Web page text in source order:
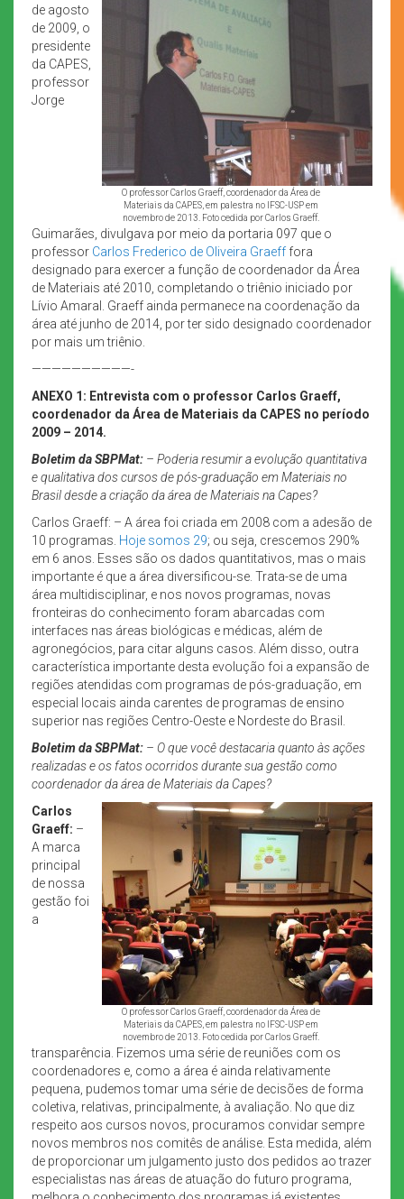
O professor Carlos Graeff, coordenador da Área de
Materiais da CAPES, em palestra no IFSC-USP em
novembro de 2013. Foto cedida por Carlos Graeff.
de agosto
de 2009, o
presidente
da CAPES,
professor
Jorge
Guimarães, divulgava por meio da portaria 097 que o
professor Carlos Frederico de Oliveira Graeff fora
designado para exercer a função de coordenador da Área
de Materiais até 2010, completando o triênio iniciado por
Lívio Amaral. Graeff ainda permanece na coordenação da
área até junho de 2014, por ter sido designado coordenador
por mais um triênio.
——————————-
ANEXO 1: Entrevista com o professor Carlos Graeff,
coordenador da Área de Materiais da CAPES no período
2009 – 2014.
Boletim da SBPMat: – Poderia resumir a evolução quantitativa
e qualitativa dos cursos de pós-graduação em Materiais no
Brasil desde a criação da área de Materiais na Capes?
Carlos Graeff: – A área foi criada em 2008 com a adesão de
10 programas. Hoje somos 29; ou seja, crescemos 290%
em 6 anos. Esses são os dados quantitativos, mas o mais
importante é que a área diversificou-se. Trata-se de uma
área multidisciplinar, e nos novos programas, novas
fronteiras do conhecimento foram abarcadas com
interfaces nas áreas biológicas e médicas, além de
agronegócios, para citar alguns casos. Além disso, outra
característica importante desta evolução foi a expansão de
regiões atendidas com programas de pós-graduação, em
especial locais ainda carentes de programas de ensino
superior nas regiões Centro-Oeste e Nordeste do Brasil.
Boletim da SBPMat: – O que você destacaria quanto às ações
realizadas e os fatos ocorridos durante sua gestão como
coordenador da área de Materiais da Capes?
O professor Carlos Graeff, coordenador da Área de
Materiais da CAPES, em palestra no IFSC-USP em
novembro de 2013. Foto cedida por Carlos Graeff.
Carlos
Graeff: –
A marca
principal
de nossa
gestão foi
a
transparência. Fizemos uma série de reuniões com os
coordenadores e, como a área é ainda relativamente
pequena, pudemos tomar uma série de decisões de forma
coletiva, relativas, principalmente, à avaliação. No que diz
respeito aos cursos novos, procuramos convidar sempre
novos membros nos comitês de análise. Esta medida, além
de proporcionar um julgamento justo dos pedidos ao trazer
especialistas nas áreas de atuação do futuro programa,